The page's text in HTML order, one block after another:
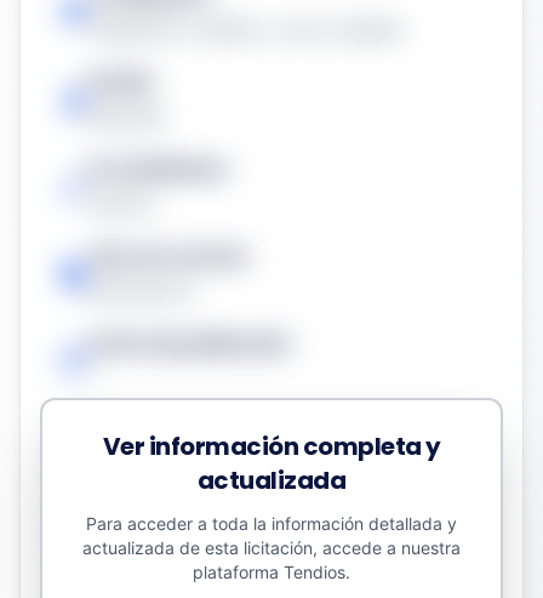
Presupuesto sin impuestos
Valor estimado del contrato
753.820,58 €
Ver información completa y
actualizada
Para acceder a toda la información detallada y
actualizada de esta licitación, accede a nuestra
plataforma Tendios.